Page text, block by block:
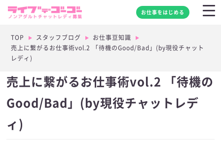
お仕事をはじめる
TOP スタッフブログ
お仕事豆知識
売上に繋がるお仕事術vol.2 「待機のGood/Bad」(by現役チャット
レディ)
売上に繋がるお仕事術vol.2 「待機の
Good/Bad」(by現役チャットレデ
ィ)